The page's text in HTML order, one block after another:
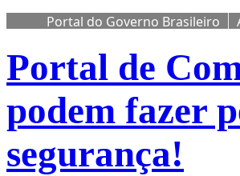
Portal do Governo Brasileiro
Portal de
podem fazer
segurança!